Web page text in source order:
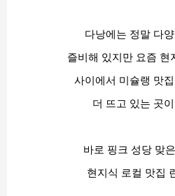
다낭에는 정말 다
즐비해 있지만 요즘 현
사이에서 미슐랭 맛
더 뜨고 있는 곳
바로 핑크 성당 맞
현지식 로컬 맛집